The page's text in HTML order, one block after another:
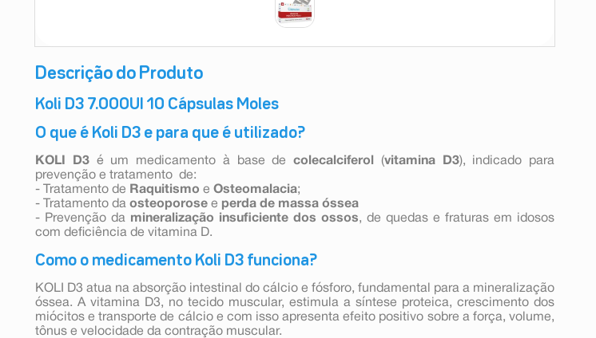
Descrição do Produto
Koli D3 7.000UI 10 Cápsulas Moles
O que é Koli D3 e para que é utilizado?
KOLI D3é um medicamento à base de colecalciferol (vitamina D3), indicado para
prevenção e tratamento de:
- Tratamento de Raquitismo e Osteomalacia;
- Tratamento da osteoporose e perda de massa óssea
- Prevenção da mineralização insuficiente dos ossos, de quedas e fraturas em idosos
com deficiência de vitamina D.
Como o medicamento Koli D3 funciona?
KOLI D3 atua na absorção intestinal do cálcio e fósforo, fundamental para a mineralização
óssea. A vitamina D3, no tecido muscular, estimula a síntese proteica, crescimento dos
miócitos e transporte de cálcio e com isso apresenta efeito positivo sobre a força, volume,
tônus e velocidade da contração muscular.